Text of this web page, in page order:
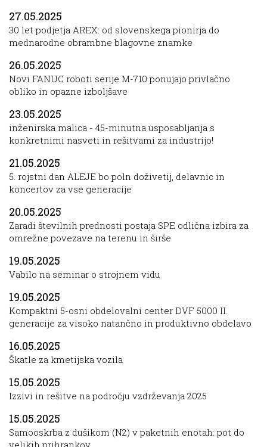
27.05.2025
30 let podjetja AREX: od slovenskega pionirja do
mednarodne obrambne blagovne znamke
26.05.2025
Novi FANUC roboti serije M-710 ponujajo privlačno
obliko in opazne izboljšave
23.05.2025
inženirska malica - 45-minutna usposabljanja s
konkretnimi nasveti in rešitvami za industrijo!
21.05.2025
5. rojstni dan ALEJE bo poln doživetij, delavnic in
koncertov za vse generacije
20.05.2025
Zaradi številnih prednosti postaja SPE odlična izbira za
omrežne povezave na terenu in širše
19.05.2025
Vabilo na seminar o strojnem vidu
19.05.2025
Kompaktni 5-osni obdelovalni center DVF 5000 II.
generacije za visoko natančno in produktivno obdelavo
16.05.2025
Škatle za kmetijska vozila
15.05.2025
Izzivi in rešitve na področju vzdrževanja 2025
15.05.2025
Samooskrba z dušikom (N2) v paketnih enotah: pot do
velikih prihrankov